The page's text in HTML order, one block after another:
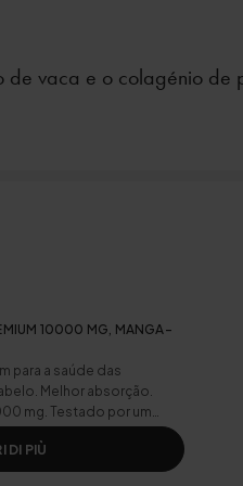
de vaca e o colagénio de
10000 MG, MANGA-
para a saúde das
Melhor absorção.
mg. Testado por um
DI PIÙ